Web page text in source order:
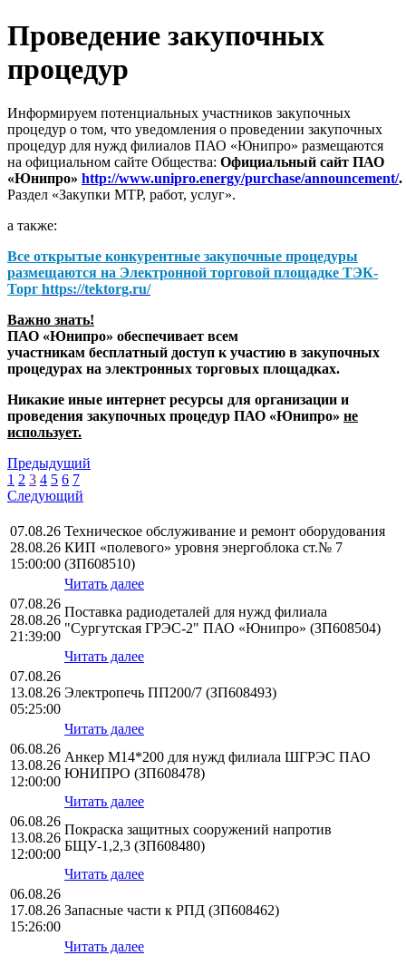
Проведение закупочных
процедур
Информируем потенциальных участников закупочных
процедур о том, что уведомления о проведении закупочных
процедур для нужд филиалов ПАО «Юнипро» размещаются
на официальном сайте Общества: Официальный сайт ПАО
«Юнипро» http://www.unipro.energy/purchase/announcement/.
Раздел «Закупки МТР, работ, услуг».
а также:
Все открытые конкурентные закупочные процедуры
размещаются на Электронной торговой площадке ТЭК-
Торг https://tektorg.ru/
Важно знать!
ПАО «Юнипро» обеспечивает всем
участникам бесплатный доступ к участию в закупочных
процедурах на электронных торговых площадках.
Никакие иные интернет ресурсы для организации и
проведения закупочных процедур ПАО «Юнипро» не
использует.
Предыдущий
1 2 3 4 5 6 7
Следующий
07.08.26
28.08.26
15:00:00
Техническое обслуживание и ремонт оборудования
КИП «полевого» уровня энергоблока ст.№ 7
(ЗП608510)
Читать далее
07.08.26
28.08.26
21:39:00
Поставка радиодеталей для нужд филиала
"Сургутская ГРЭС-2" ПАО «Юнипро» (ЗП608504)
Читать далее
07.08.26
13.08.26
05:25:00
Электропечь ПП200/7 (ЗП608493)
Читать далее
06.08.26
13.08.26
12:00:00
Анкер М14*200 для нужд филиала ШГРЭС ПАО
ЮНИПРО (ЗП608478)
Читать далее
06.08.26
13.08.26
12:00:00
Покраска защитных сооружений напротив
БЩУ-1,2,3 (ЗП608480)
Читать далее
06.08.26
17.08.26
15:26:00
Запасные части к РПД (ЗП608462)
Читать далее